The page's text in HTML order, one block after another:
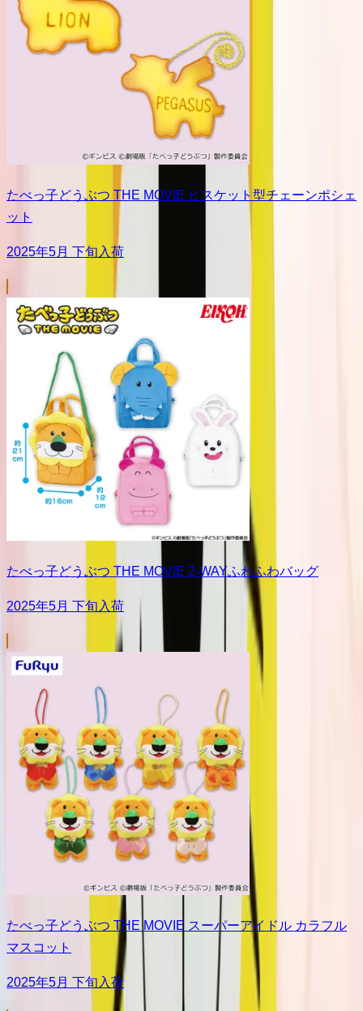
たべっ子どうぶつ THE MOVIE ビスケット型チェーンポシェ
ット
2025年5月 下旬入荷
たべっ子どうぶつ THE MOVIE 2-WAYふわふわバッグ
2025年5月 下旬入荷
たべっ子どうぶつ THE MOVIE スーパーアイドル カラフル
マスコット
2025年5月 下旬入荷